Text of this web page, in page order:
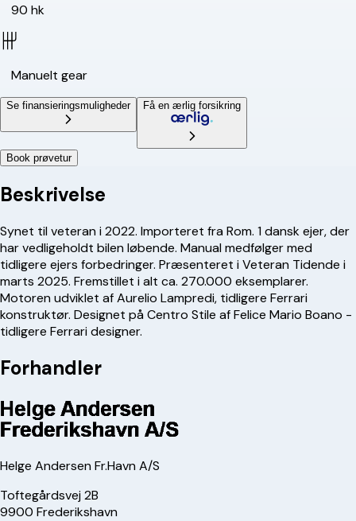
90 hk
Manuelt gear
Se finansieringsmuligheder Få en ærlig forsikring
Book prøvetur
Beskrivelse
Synet til veteran i 2022. Importeret fra Rom. 1 dansk ejer, der
har vedligeholdt bilen løbende. Manual medfølger med
tidligere ejers forbedringer. Præsenteret i Veteran Tidende i
marts 2025. Fremstillet i alt ca. 270.000 eksemplarer.
Motoren udviklet af Aurelio Lampredi, tidligere Ferrari
konstruktør. Designet på Centro Stile af Felice Mario Boano -
tidligere Ferrari designer.
Forhandler
Helge Andersen Fr.Havn A/S
Toftegårdsvej 2B
9900 Frederikshavn